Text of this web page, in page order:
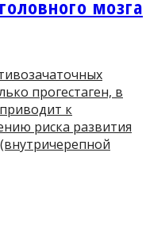
мозга
прогестаген, в
к
риска развития